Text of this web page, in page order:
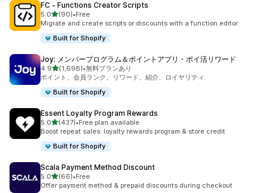
FC ‑ Functions Creator Scripts
5.05つ星中
(90)
合計レビュー数：90件
•Free
Migrate and create scripts or discounts with a function editor
Built for Shopify
Joy: メンバープログラム＆ポイントアプリ・ポイ活リワード
4.95つ星中
(1,698)
合計レビュー数：1698件
•無料プランあり
ポイント、会員ランク、リワード、紹介、ロイヤリティ
Built for Shopify
Essent Loyalty Program Rewards
5.05つ星中
(437)
合計レビュー数：437件
•Free plan available
Boost repeat sales: loyalty rewards program & store credit
Built for Shopify
Scala Payment Method Discount
5.05つ星中
(66)
合計レビュー数：66件
•Free
Offer payment method & prepaid discounts during checkout